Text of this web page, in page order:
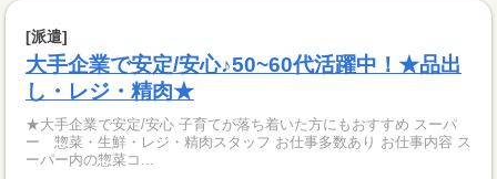
[派遣]
大手企業で安定/安心♪50~60代活躍中！★品出
し・レジ・精肉★
★大手企業で安定/安心 子育てが落ち着いた方にもおすすめ スーパ
ー 惣菜・生鮮・レジ・精肉スタッフ お仕事多数あり お仕事内容 ス
ーパー内の惣菜コ...